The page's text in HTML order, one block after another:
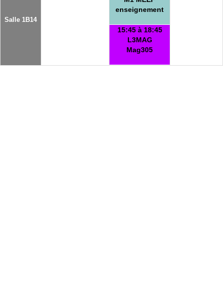
Salle 1B14
enseignement
15:45 à 18:45
L3MAG
Mag305